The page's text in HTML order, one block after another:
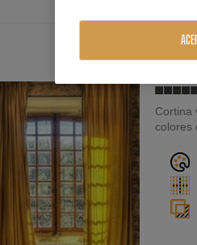
Cortina
colores